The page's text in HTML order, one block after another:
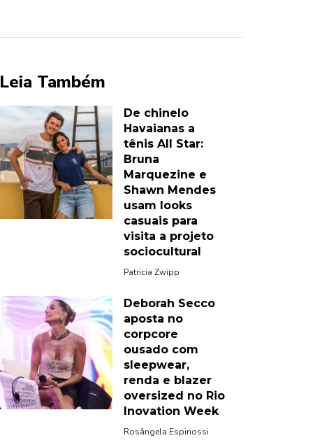
Leia Também
De chinelo
Havaianas a
tênis All Star:
Bruna
Marquezine e
Shawn Mendes
usam looks
casuais para
visita a projeto
sociocultural
Patricia Zwipp
Deborah Secco
aposta no
corpcore
ousado com
sleepwear,
renda e blazer
oversized no Rio
Inovation Week
Rosângela Espinossi